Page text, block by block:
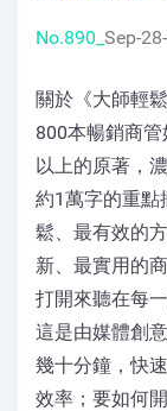
No.890_ Sep-
關於《大師輕
800本暢銷商
以上的原著，
約1萬字的重點
鬆、最有效的
新、最實用的
打開來聽在每
這是由媒體創
幾十分鐘，快
效率；要如何